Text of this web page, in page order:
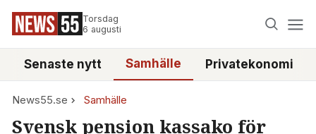
Torsdag
6 augusti
Senaste nytt Samhälle Privatekonomi
News55.se Samhälle
Svensk pension kassako för